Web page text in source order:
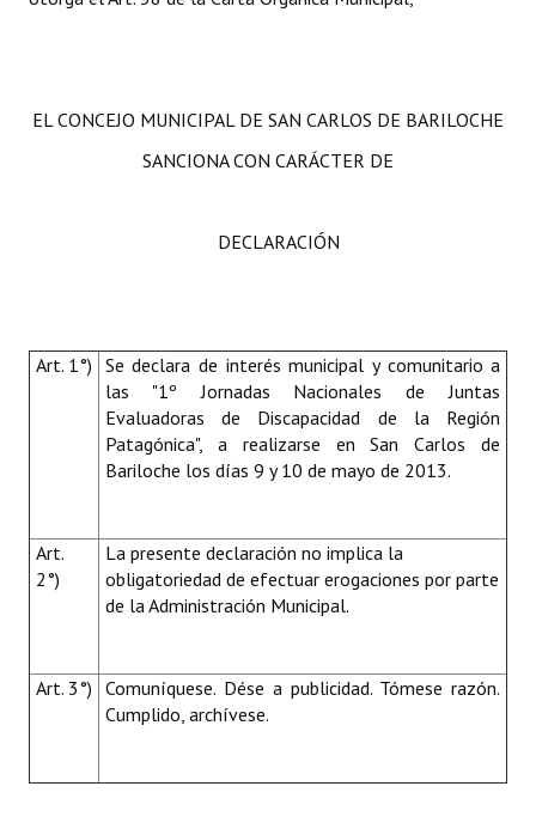
EL CONCEJO MUNICIPAL DE SAN CARLOS DE BARILOCHE
SANCIONA CON CARÁCTER DE
DECLARACIÓN
Art. 1°) Se declara de interés municipal y comunitario a
las "1º Jornadas Nacionales de Juntas
Evaluadoras de Discapacidad de la Región
Patagónica", a realizarse en San Carlos de
Bariloche los días 9 y 10 de mayo de 2013.
Art.
2°)
La presente declaración no implica la
obligatoriedad de efectuar erogaciones por parte
de la Administración Municipal.
Art. 3°) Comuníquese. Dése a publicidad. Tómese razón.
Cumplido, archívese.